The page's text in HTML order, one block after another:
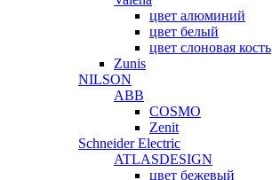
цвет алюминий
цвет белый
цвет слоновая кость
Zunis
NILSON
ABB
COSMO
Zenit
Schneider Electric
ATLASDESIGN
цвет бежевый